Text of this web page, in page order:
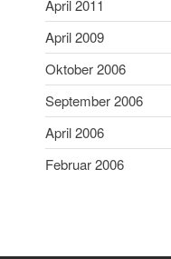
April 2011
April 2009
Oktober 2006
September 2006
April 2006
Februar 2006